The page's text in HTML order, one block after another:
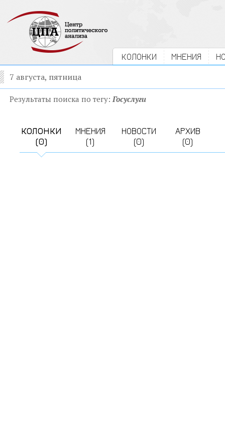
КОЛОНКИ МНЕНИЯ
7 августа, пятница
Результаты поиска по тегу:Госуслуги
КОЛОНКИ
(0)
МНЕНИЯ
(1)
НОВОСТИ
(0)
АРХИВ
(0)